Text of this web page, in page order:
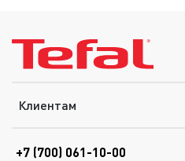
Клиентам
+7 (700) 061-10-00